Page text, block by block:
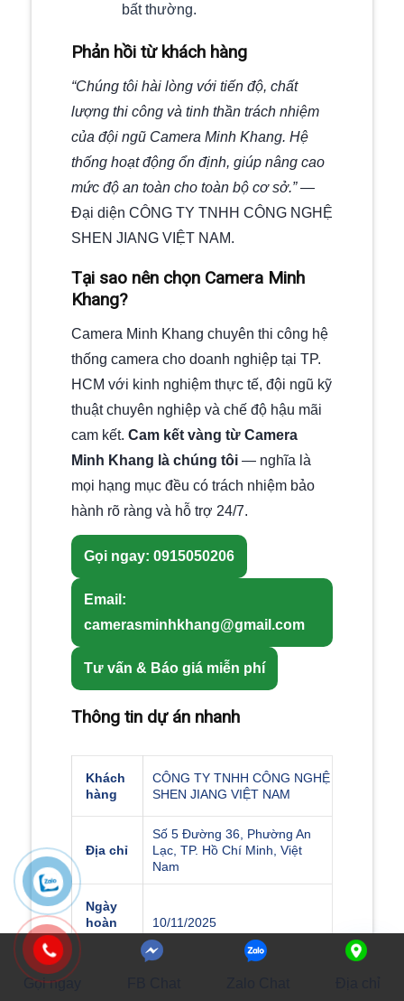
GỌI
bất thường.
Phản hồi từ khách hàng
“Chúng tôi hài lòng với tiến độ, chất
lượng thi công và tinh thần trách nhiệm
của đội ngũ Camera Minh Khang. Hệ
thống hoạt động ổn định, giúp nâng cao
mức độ an toàn cho toàn bộ cơ sở.”—
Đại diện CÔNG TY TNHH CÔNG NGHỆ
SHEN JIANG VIỆT NAM.
Tại sao nên chọn Camera Minh
Khang?
Camera Minh Khang chuyên thi công hệ
thống camera cho doanh nghiệp tại TP.
HCM với kinh nghiệm thực tế, đội ngũ kỹ
thuật chuyên nghiệp và chế độ hậu mãi
cam kết. Cam kết vàng từ Camera
Minh Khang là chúng tôi — nghĩa là
mọi hạng mục đều có trách nhiệm bảo
hành rõ ràng và hỗ trợ 24/7.
Gọi ngay: 0915050206
Email:
camerasminhkhang@gmail.com
Tư vấn & Báo giá miễn phí
Thông tin dự án nhanh
Khách
hàng
CÔNG TY TNHH CÔNG NGHỆ
SHEN JIANG VIỆT NAM
Địa chỉ
Số 5 Đường 36, Phường An
Lạc, TP. Hồ Chí Minh, Việt
Nam
Ngày
hoàn
10/11/2025
Gọi ngay